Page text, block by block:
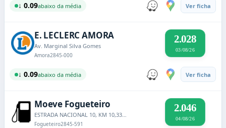
↓ 0.09abaixo da média Ver ficha
E. LECLERC AMORA
Av. Marginal Silva Gomes
Amora2845-000
2.028
03/08/26
↓ 0.09abaixo da média Ver ficha
Moeve Fogueteiro
ESTRADA NACIONAL 10, KM 10,330, LUGAR DE RIO JUDEU, FOGUETEIRO
Fogueteiro2845-591
2.046
04/08/26